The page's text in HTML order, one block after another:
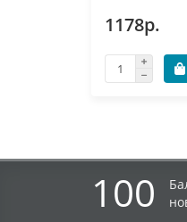
1178р.
100